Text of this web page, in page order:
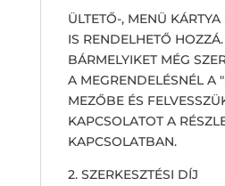
ÜLTETŐ-, MENÜ
IS RENDELHETŐ
BÁRMELYIKET MÉG
A MEGRENDELÉSNÉL A
MEZŐBE ÉS
KAPCSOLATOT A
KAPCSOLATBAN.
2. SZERKESZTÉSI DÍJ